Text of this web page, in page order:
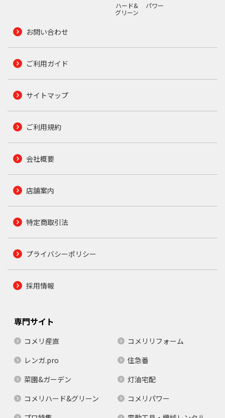
ハード&
グリーン
パワー
お問い合わせ
ご利用ガイド
サイトマップ
ご利用規約
会社概要
店舗案内
特定商取引法
プライバシーポリシー
採用情報
専門サイト
コメリ産直
コメリリフォーム
レンガ.pro
住急番
菜園&ガーデン
灯油宅配
コメリハード&グリーン
コメリパワー